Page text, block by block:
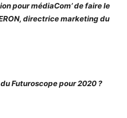
pour médiaCom’ de faire le
directrice marketing du
Futuroscope pour 2020 ?